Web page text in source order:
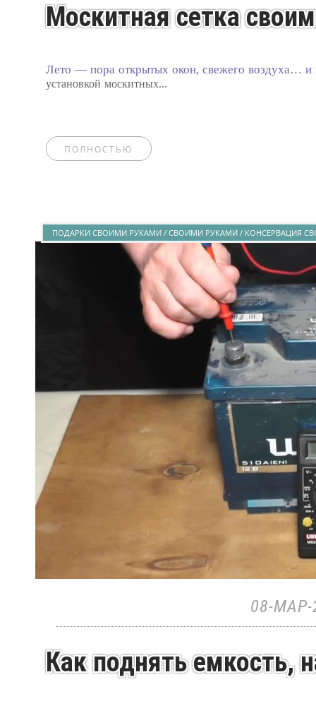
Москитная сетка
Лето — пора открытых окон, свежего воздуха…
установкой москитных...
ПОЛНОСТЬЮ
ПОДАРКИ СВОИМИ РУКАМИ / СВОИМИ РУКАМИ / КОНСЕРВАЦИЯ
08-МАР-
Как поднять емкость,